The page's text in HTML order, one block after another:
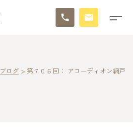
ブログ > 第７０６回： アコーディオン網戸